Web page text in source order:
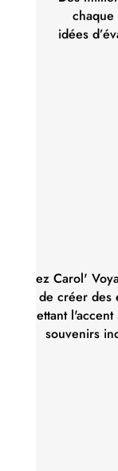
idées
Chez Carol'
de créer des
mettant
souvenirs